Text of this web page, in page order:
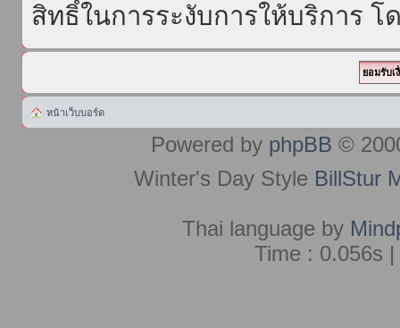
สิทธิ์ในการระงับการให้บริการ
หน้าเว็บบอร์ด
Powered by phpBB ©
Winter's Day Style BillStur
Thai language by
Time : 0.056s